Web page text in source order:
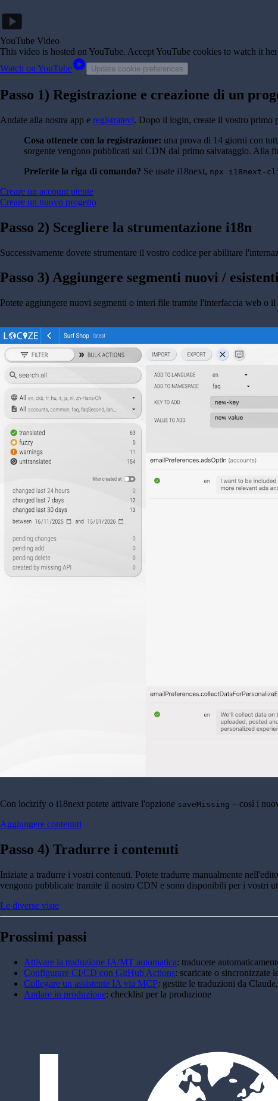
smart_display
YouTube Video
This video is hosted on YouTube. Accept YouTube cookies to watch it
Watch on YouTubeplay_circle Update cookie preferences
Passo 1) Registrazione e creazione di un
Andate alla nostra app e registratevi. Dopo il login, create il vostro primo
Cosa ottenete con la registrazione: una prova di 14 giorni con
sorgente vengono pubblicati sul CDN dal primo salvataggio. Alla
Preferite la riga di comando? Se usate i18next, npx i18next-
Creare un account utente
Creare un nuovo progetto
Passo 2) Scegliere la strumentazione i18n
Successivamente dovete strumentare il vostro codice per abilitare
Passo 3) Aggiungere segmenti nuovi / esistenti
Potete aggiungere nuovi segmenti o interi file tramite l'interfaccia web o il
Con locizify o i18next potete attivare l'opzione saveMissing – così i
Aggiungere contenuti
Passo 4) Tradurre i contenuti
Iniziate a tradurre i vostri contenuti. Potete tradurre manualmente
vengono pubblicate tramite il nostro CDN e sono disponibili per i vostri
Le diverse viste
Prossimi passi
Attivare la traduzione IA/MT automatica: traducete
Configurare CI/CD con GitHub Actions: scaricate o sincronizzate
Collegare un assistente IA via MCP: gestite le traduzioni da
Andare in produzione: checklist per la produzione